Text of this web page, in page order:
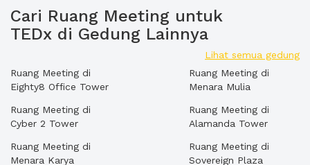
Cari Ruang Meeting untuk
TEDx di Gedung Lainnya
Lihat semua gedung
Ruang Meeting di
Eighty8 Office Tower
Ruang Meeting di
Cyber 2 Tower
Ruang Meeting di
Menara Karya
Ruang Meeting di
Menara Mulia
Ruang Meeting di
Alamanda Tower
Ruang Meeting di
Sovereign Plaza